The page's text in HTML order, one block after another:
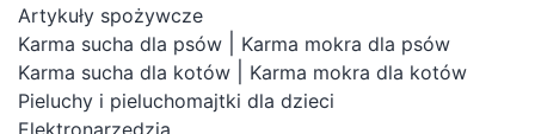
Artykuły spożywcze
Karma sucha dla psów
Karma mokra dla psów
Karma sucha dla kotów
Karma mokra dla kotów
Pieluchy i pieluchomajtki dla dzieci
Elektronarzędzia